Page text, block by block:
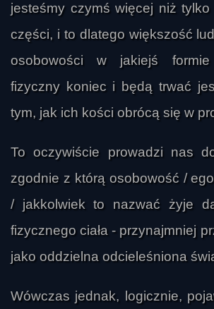
jesteśmy czymś więcej niż
części, i to dlatego większość
osobowości w jakiejś
fizyczny koniec i będą trwać
tym, jak ich kości obrócą się w
To oczywiście prowadzi nas
zgodnie z którą osobowość /
/ jakkolwiek to nazwać żyje
fizycznego ciała - przynajmniej
jako oddzielna odcieleśniona
Wówczas jednak, logicznie,